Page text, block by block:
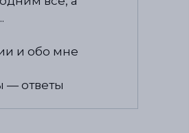
и обо мне
— ответы